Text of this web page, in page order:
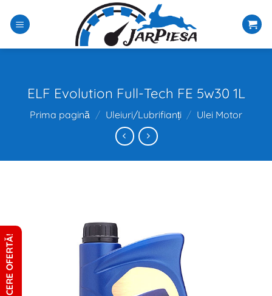
conținut
ELF Evolution Full-Tech FE 5w30 1L
Prima pagină / Uleiuri/Lubrifianți / Ulei Motor
CERE OFERTĂ!